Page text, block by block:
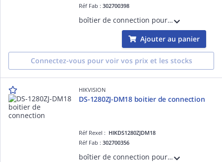
Réf Fab :302700398
boîtier de connection pour camera domecouleure Hik blanc, alu ,137x42mm
Ajouter au panier
Connectez-vous pour voir vos prix et les stocks
HIKVISION
DS-1280ZJ-DM18 boitier de connection
Réf Rexel : HIKDS1280ZJDM18
Réf Fab :302700356
boîtier de connection pour camera domecouleure Hik blanc ,alu, diam.101 mm